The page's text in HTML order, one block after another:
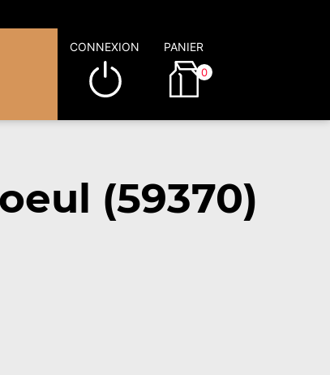
CONNEXION PANIER
0
(59370)